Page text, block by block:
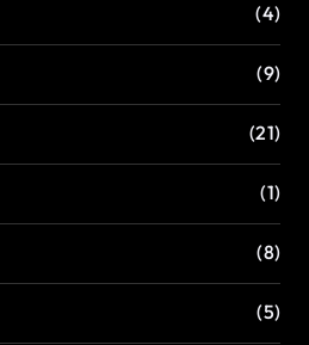
(4)
(9)
(21)
(1)
(8)
(5)